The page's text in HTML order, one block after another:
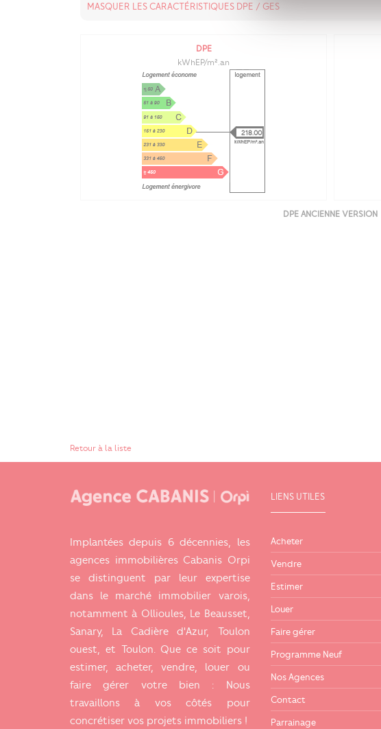
MASQUER LES CARACTÉRISTIQUES DPE / GES
DPE
kWhEP/m².an
218.00
DPE ANCIENNE VERSION
Retour à la liste
Implantées depuis 6 décennies, les
agences immobilières Cabanis Orpi
se distinguent par leur expertise
dans le marché immobilier varois,
notamment à Ollioules, Le Beausset,
Sanary, La Cadière d'Azur, Toulon
ouest, et Toulon. Que ce soit pour
estimer, acheter, vendre, louer ou
faire gérer votre bien : Nous
travaillons à vos côtés pour
concrétiser vos projets immobiliers !
LIENS UTILES
Acheter
Vendre
Estimer
Louer
Faire gérer
Programme Neuf
Nos Agences
Contact
Parrainage